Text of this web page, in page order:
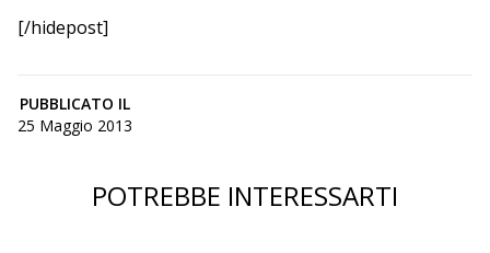
[/hidepost]
PUBBLICATO IL
25 Maggio 2013
POTREBBE INTERESSARTI